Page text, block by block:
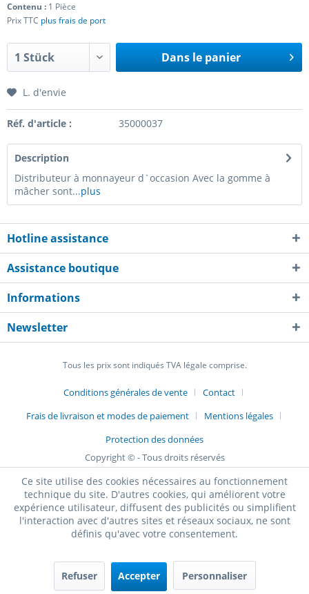
Contenu : 1 Pièce
Prix TTC plus frais de port
Dans le panier
L. d'envie
Réf. d'article : 35000037
Description
Distributeur à monnayeur d`occasion Avec la gomme à
mâcher sont...plus
Hotline assistance
Assistance boutique
Informations
Newsletter
Tous les prix sont indiqués TVA légale comprise.
Conditions générales de vente
Contact
Frais de livraison et modes de paiement
Mentions légales
Protection des données
Copyright © - Tous droits réservés
Ce site utilise des cookies nécessaires au fonctionnement
technique du site. D'autres cookies, qui améliorent votre
expérience utilisateur, diffusent des publicités ou simplifient
l'interaction avec d'autres sites et réseaux sociaux, ne sont
définis qu'avec votre consentement.
Refuser Accepter Personnaliser